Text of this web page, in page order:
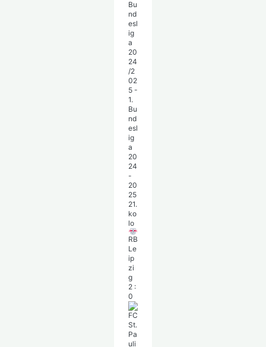
Bu
nd
esl
ig
a
20
24
/2
02
5 -
1.
Bu
nd
esl
ig
a
20
24
-
20
25
21.
ko
lo
RB
Le
ip
zi
g
2 :
0